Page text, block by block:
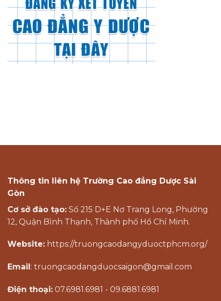
Thông tin liên hệ Trường Cao đẳng Dược Sài
Gòn
Cơ sở đào tạo: Số 215 D+E Nơ Trang Long, Phường
12, Quận Bình Thạnh, Thành phố Hồ Chí Minh.
Website: https://truongcaodangyduoctphcm.org/
Email : truongcaodangduocsaigon@gmail.com
Điện thoại: 07.6981.6981 - 09.6881.6981